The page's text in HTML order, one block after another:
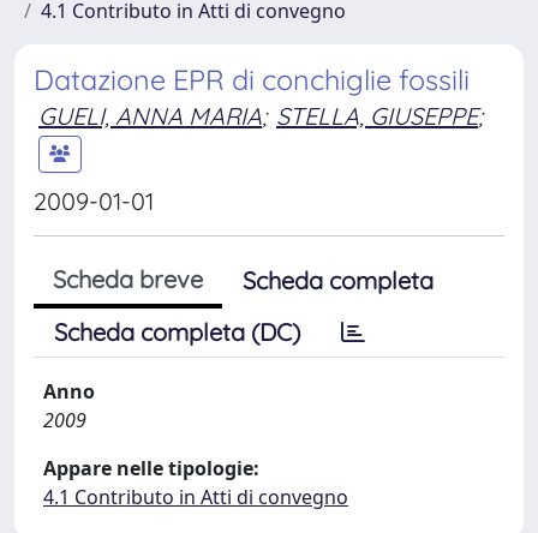
4.1 Contributo in Atti di convegno
Datazione EPR di conchiglie fossili
GUELI, ANNA MARIA; STELLA, GIUSEPPE;
2009-01-01
Scheda breve
Scheda completa
Scheda completa (DC)
Anno
2009
Appare nelle tipologie:
4.1 Contributo in Atti di convegno